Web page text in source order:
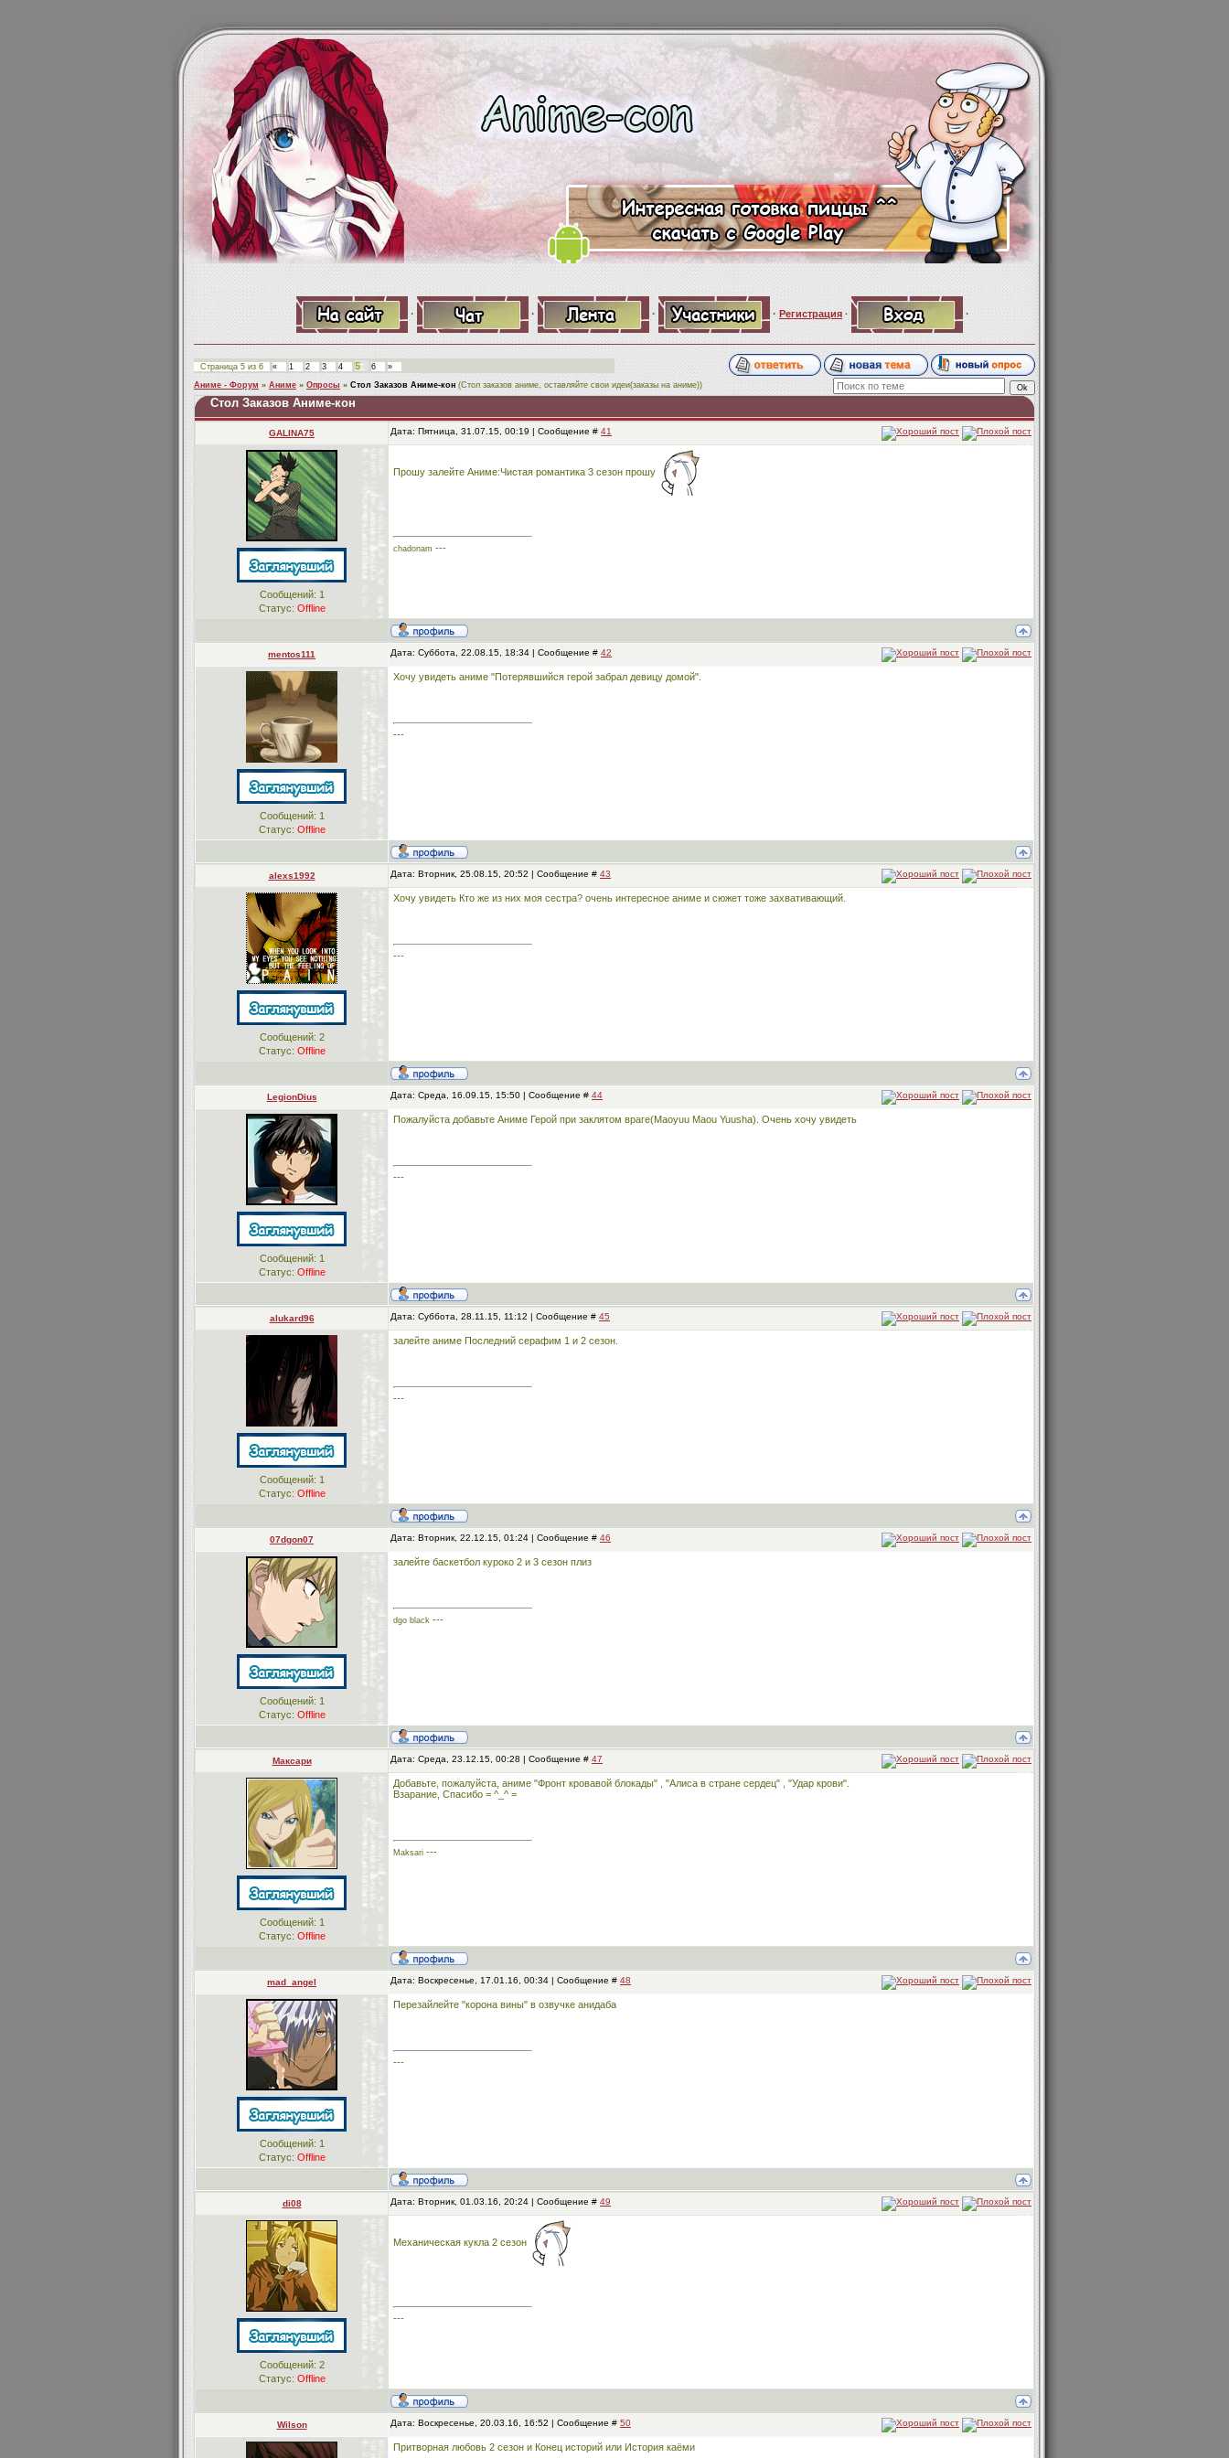
· · · · Регистрация · ·
Страница 5 из 6 « 1 2 3 4 5 6
»
Аниме - Форум » Аниме » Опросы » Стол Заказов Аниме-кон (Стол заказов аниме, оставляйте свои идеи(заказы на аниме))
Стол Заказов Аниме-кон
GALINA75 Дата: Пятница, 31.07.15, 00:19 | Сообщение # 41
Сообщений: 1
Статус: Offline
Прошу залейте Аниме:Чистая романтика 3 сезон прошу
chadonam ---
mentos111 Дата: Суббота, 22.08.15, 18:34 | Сообщение # 42
Сообщений: 1
Статус: Offline
Хочу увидеть аниме "Потерявшийся герой забрал девицу домой".
---
alexs1992 Дата: Вторник, 25.08.15, 20:52 | Сообщение # 43
Сообщений: 2
Статус: Offline
Хочу увидеть Кто же из них моя сестра? очень интересное аниме и сюжет тоже захвативающий.
---
LegionDius Дата: Среда, 16.09.15, 15:50 | Сообщение # 44
Сообщений: 1
Статус: Offline
Пожалуйста добавьте Аниме Герой при заклятом враге(Maoyuu Maou Yuusha). Очень хочу увидеть
---
alukard96 Дата: Суббота, 28.11.15, 11:12 | Сообщение # 45
Сообщений: 1
Статус: Offline
залейте аниме Последний серафим 1 и 2 сезон.
---
07dgon07 Дата: Вторник, 22.12.15, 01:24 | Сообщение # 46
Сообщений: 1
Статус: Offline
залейте баскетбол куроко 2 и 3 сезон плиз
dgo black ---
Максари Дата: Среда, 23.12.15, 00:28 | Сообщение # 47
Сообщений: 1
Статус: Offline
Добавьте, пожалуйста, аниме "Фронт кровавой блокады" , "Алиса в стране сердец" , "Удар крови".
Взарание, Спасибо = ^_^ =
Maksari ---
mad_angel Дата: Воскресенье, 17.01.16, 00:34 | Сообщение # 48
Сообщений: 1
Статус: Offline
Перезайлейте "корона вины" в озвучке анидаба
---
di08 Дата: Вторник, 01.03.16, 20:24 | Сообщение # 49
Сообщений: 2
Статус: Offline
Механическая кукла 2 сезон
---
Wilson Дата: Воскресенье, 20.03.16, 16:52 | Сообщение # 50
Притворная любовь 2 сезон и Конец историй или История каёми